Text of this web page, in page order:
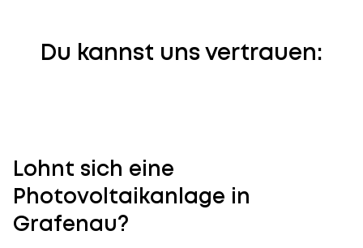
Du kannst uns vertrauen:
Lohnt sich eine
Photovoltaikanlage in
Grafenau?